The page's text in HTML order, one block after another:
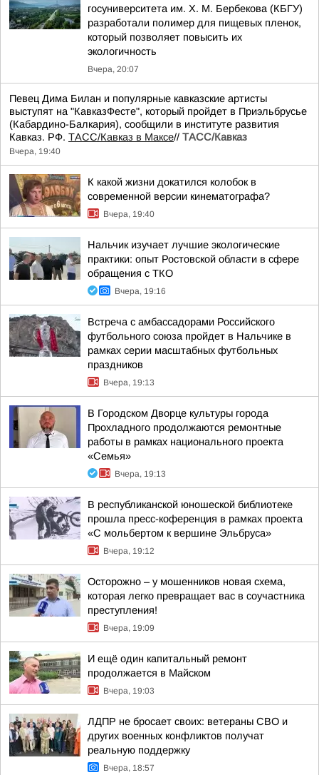
госуниверситета им. Х. М. Бербекова (КБГУ)
разработали полимер для пищевых пленок,
который позволяет повысить их
экологичность
Вчера, 20:07
Певец Дима Билан и популярные кавказские артисты
выступят на "КавказФесте", который пройдет в Приэльбрусье
(Кабардино-Балкария), сообщили в институте развития
Кавказ. РФ. ТАСС/Кавказ в Максе// ТАСС/Кавказ
Вчера, 19:40
К какой жизни докатился колобок в
современной версии кинематографа?
Вчера, 19:40
Нальчик изучает лучшие экологические
практики: опыт Ростовской области в сфере
обращения с ТКО
Вчера, 19:16
Встреча с амбассадорами Российского
футбольного союза пройдет в Нальчике в
рамках серии масштабных футбольных
праздников
Вчера, 19:13
В Городском Дворце культуры города
Прохладного продолжаются ремонтные
работы в рамках национального проекта
«Семья»
Вчера, 19:13
В республиканской юношеской библиотеке
прошла пресс-коференция в рамках проекта
«С мольбертом к вершине Эльбруса»
Вчера, 19:12
Осторожно – у мошенников новая схема,
которая легко превращает вас в соучастника
преступления!
Вчера, 19:09
И ещё один капитальный ремонт
продолжается в Майском
Вчера, 19:03
ЛДПР не бросает своих: ветераны СВО и
других военных конфликтов получат
реальную поддержку
Вчера, 18:57